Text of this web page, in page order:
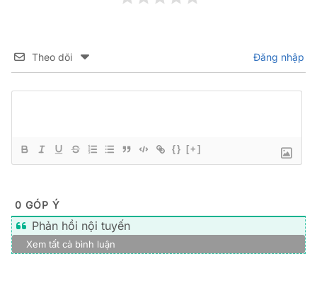
Theo dõi Đăng nhập
{} [+]
0 GÓP Ý
Phản hồi nội tuyến
Xem tất cả bình luận